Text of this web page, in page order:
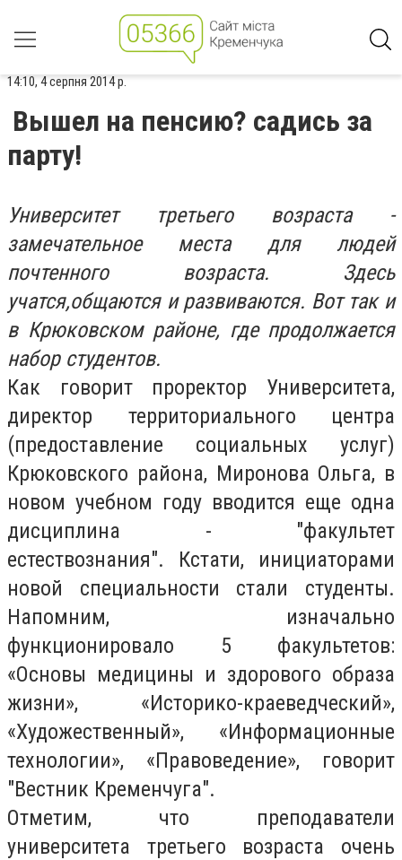
14:10, 4 серпня 2014 р.
Вышел на пенсию? садись за
парту!
Университет третьего возраста -
замечательное места для людей
почтенного возраста. Здесь
учатся,общаются и развиваются. Вот так и
в Крюковском районе, где продолжается
набор студентов.
Как говорит проректор Университета,
директор территориального центра
(предоставление социальных услуг)
Крюковского района, Миронова Ольга, в
новом учебном году вводится еще одна
дисциплина - "факультет
естествознания". Кстати, инициаторами
новой специальности стали студенты.
Напомним, изначально
функционировало 5 факультетов:
«Основы медицины и здорового образа
жизни», «Историко-краеведческий»,
«Художественный», «Информационные
технологии», «Правоведение», говорит
"Вестник Кременчуга".
Отметим, что преподаватели
университета третьего возраста очень